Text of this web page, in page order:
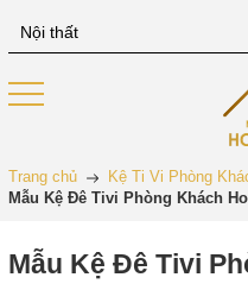
Trang chủ
Kệ Ti Vi Phòng
Mẫu Kệ Đê Tivi Phòng Khách
Mẫu Kệ Đê Tivi